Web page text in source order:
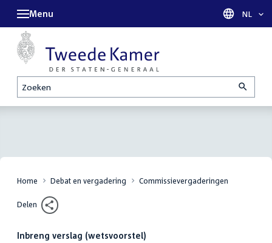
Zoeken
Menu Taal
NL
Home Debat en vergadering Commissievergaderingen
Delen
Inbreng verslag (wetsvoorstel)